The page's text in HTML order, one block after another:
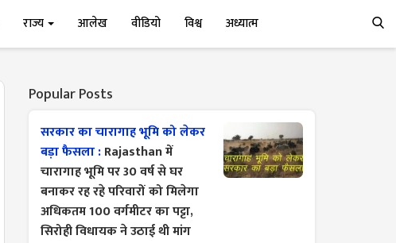
राज्य आलेख वीडियो विश्व अध्यात्म
Popular Posts
सरकार का चारागाह भूमि को लेकर
बड़ा फैसला :Rajasthan में
चारागाह भूमि पर 30 वर्ष से घर
बनाकर रह रहे परिवारों को मिलेगा
अधिकतम 100 वर्गमीटर का पट्टा,
सिरोही विधायक ने उठाई थी मांग